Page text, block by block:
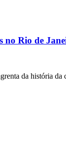
no Rio de
da história